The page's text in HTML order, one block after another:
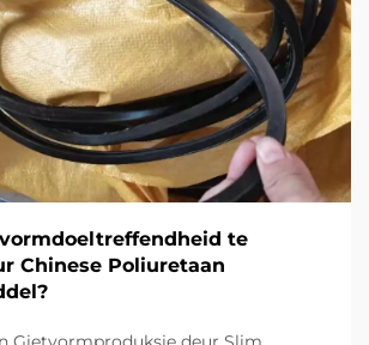
te
Chinese Poliuretaan